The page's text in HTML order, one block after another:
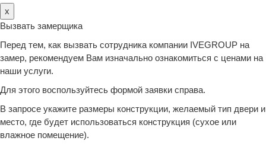
x
Вызвать замерщика
Перед тем, как вызвать сотрудника компании IVEGROUP на
замер, рекомендуем Вам изначально ознакомиться с ценами на
наши услуги.
Для этого воспользуйтесь формой заявки справа.
В запросе укажите размеры конструкции, желаемый тип двери и
место, где будет использоваться конструкция (сухое или
влажное помещение).